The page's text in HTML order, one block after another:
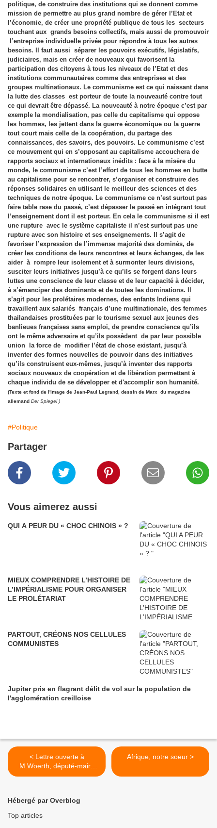
politique, de construire des institutions qui se donnent comme
mission de permettre au plus grand nombre de gérer l’Etat et
l’économie, de créer une propriété publique de tous les secteurs
touchant aux grands besoins collectifs, mais aussi de promouvoir
l’entreprise individuelle privée pour répondre à tous les autres
besoins. Il faut aussi séparer les pouvoirs exécutifs, législatifs,
judiciaires, mais en créer de nouveaux qui favorisent la
participation des citoyens à tous les niveaux de l’Etat et des
institutions communautaires comme des entreprises et des
groupes multinationaux. Le communisme est ce qui naissant dans
la lutte des classes est porteur de toute la nouveauté contre tout
ce qui devrait être dépassé. La nouveauté à notre époque c’est par
exemple la mondialisation, pas celle du capitalisme qui oppose
les hommes, les jettent dans la guerre économique ou la guerre
tout court mais celle de la coopération, du partage des
connaissances, des savoirs, des pouvoirs. Le communisme c’est
ce mouvement qui en s’opposant au capitalisme accouchera de
rapports sociaux et internationaux inédits : face à la misère du
monde, le communisme c’est l’effort de tous les hommes en butte
au capitalisme pour se rencontrer, s’organiser et construire des
réponses solidaires en utilisant le meilleur des sciences et des
techniques de notre époque. Le communisme ce n’est surtout pas
faire table rase du passé, c’est dépasser le passé en intégrant tout
l’enseignement dont il est porteur. En cela le communisme si il est
une rupture avec le système capitaliste il n’est surtout pas une
rupture avec son histoire et ses enseignements. Il s’agit de
favoriser l’expression de l’immense majorité des dominés, de
créer les conditions de leurs rencontres et leurs échanges, de les
aider à rompre leur isolement et à surmonter leurs divisions,
susciter leurs initiatives jusqu’à ce qu’ils se forgent dans leurs
luttes une conscience de leur classe et de leur capacité à décider,
à s’émanciper des dominants et de toutes les dominations. Il
s’agit pour les prolétaires modernes, des enfants Indiens qui
travaillent aux salariés français d’une multinationale, des femmes
thailandaises prostituées par le tourisme sexuel aux jeunes des
banlieues françaises sans emploi, de prendre conscience qu’ils
ont le même adversaire et qu’ils possèdent de par leur possible
union
la force de modifier l’état de chose existant, jusqu’à
inventer des formes nouvelles de pouvoir dans des initiatives
qu’ils construisent eux-mêmes, jusqu’à inventer des rapports
sociaux nouveaux de coopération et de libération permettant à
chaque individu de se développer et d'accomplir son humanité.
(Texte et fond de l'image de Jean-Paul Legrand, dessin de Marx du magazine
allemand Der Spiegel )
#Politique
Partager
Vous aimerez aussi
QUI A PEUR DU « CHOC CHINOIS » ?
MIEUX COMPRENDRE L’HISTOIRE DE
L’IMPÉRIALISME POUR ORGANISER
LE PROLÉTARIAT
PARTOUT, CRÉONS NOS CELLULES
COMMUNISTES
Jupiter pris en flagrant délit de vol sur la population de
l'agglomération creilloise
< Lettre ouverte à
M.Woerth, député-maire
UMP de Chantilly
Afrique, notre soeur >
Hébergé par Overblog
Top articles